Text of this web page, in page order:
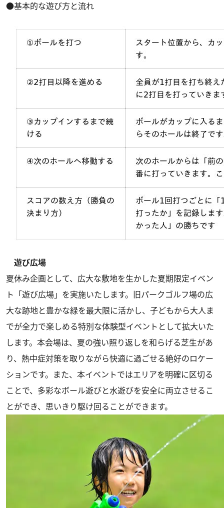
●基本的な遊び方と流れ
遊び広場
夏休み企画として、広大な敷地を生かした夏期限定イベン
ト「遊び広場」を実施いたします。旧パークゴルフ場の広
大な跡地と豊かな緑を最大限に活かし、子どもから大人ま
でが全力で楽しめる特別な体験型イベントとして拡大いた
します。本会場は、夏の強い照り返しを和らげる芝生があ
り、熱中症対策を取りながら快適に過ごせる絶好のロケー
ションです。また、本イベントではエリアを明確に区切る
ことで、多彩なボール遊びと水遊びを安全に両立させるこ
とができ、思いきり駆け回ることができます。